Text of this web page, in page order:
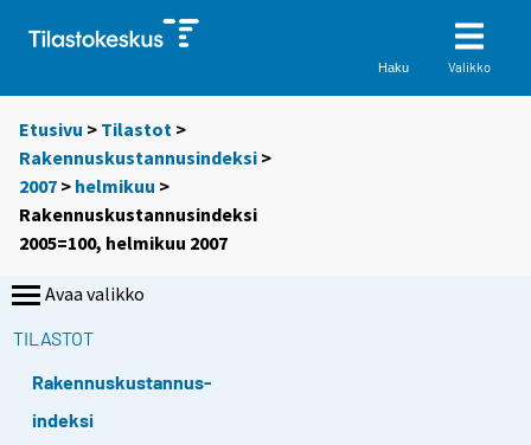
Haku Valikko
Etusivu > Tilastot >
Rakennuskustannusindeksi >
2007 > helmikuu >
Rakennuskustannusindeksi
2005=100, helmikuu 2007
Avaa valikko
TILASTOT
Rakennuskustannus-
indeksi